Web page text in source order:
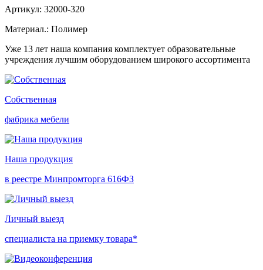
Артикул: 32000-320
Материал.: Полимер
Уже 13 лет наша компания комплектует образовательные
учреждения лучшим оборудованием широкого ассортимента
Собственная
фабрика мебели
Наша продукция
в реестре Минпромторга 616ФЗ
Личный выезд
специалиста на приемку товара*